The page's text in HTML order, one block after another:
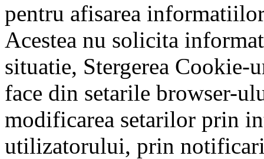
pentru afisarea
Acestea nu solicita
situatie, Stergerea Cookie-
face din setarile browser-
modificarea setarilor prin
utilizatorului, prin